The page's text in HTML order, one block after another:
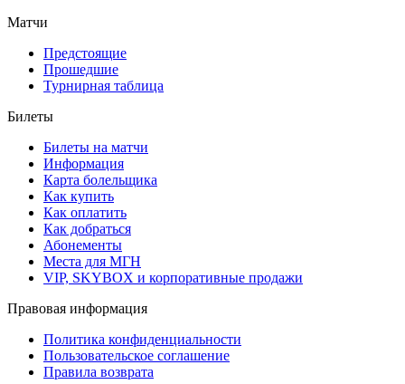
Матчи
Предстоящие
Прошедшие
Турнирная таблица
Билеты
Билеты на матчи
Информация
Карта болельщика
Как купить
Как оплатить
Как добраться
Абонементы
Места для МГН
VIP, SKYBOX и корпоративные продажи
Правовая информация
Политика конфиденциальности
Пользовательское соглашение
Правила возврата